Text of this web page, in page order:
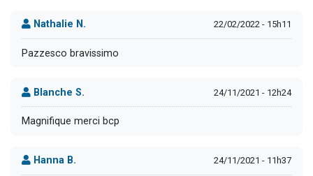
Nathalie N. 22/02/2022 - 15h11
Pazzesco bravissimo
Blanche S. 24/11/2021 - 12h24
Magnifique merci bcp
Hanna B. 24/11/2021 - 11h37